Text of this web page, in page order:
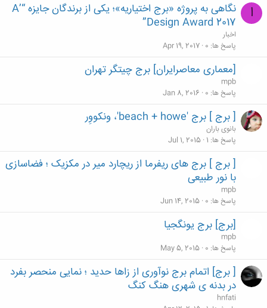
ا
نگاهی به پروژه‌ «برج اختیاریه»؛ یکی از برندگان جایزه “A’
Design Award 2017”
اخبار
پاسخ ها 0
Apr 19, 2017
[معماری معاصرایران] برج چیتگر تهران
mpb
پاسخ ها 0
Jan 8, 2016
[ برج ] برج 'beach + howe'، ونکووِر
بانوی باران
پاسخ ها 1
Jul 1, 2015
[ برج ] برج های ریفرما از ریچارد میر در مکزیک ؛ فضاسازی
با نور طبیعی
mpb
پاسخ ها 0
Jun 14, 2015
[برج] برج یونگجیا
mpb
پاسخ ها 0
May 5, 2015
[ برج] اتمام برج نوآوری از زاها حدید ؛ نمایی منحصر بفرد
در بدنه ی شهری هنگ کنگ
hnfati